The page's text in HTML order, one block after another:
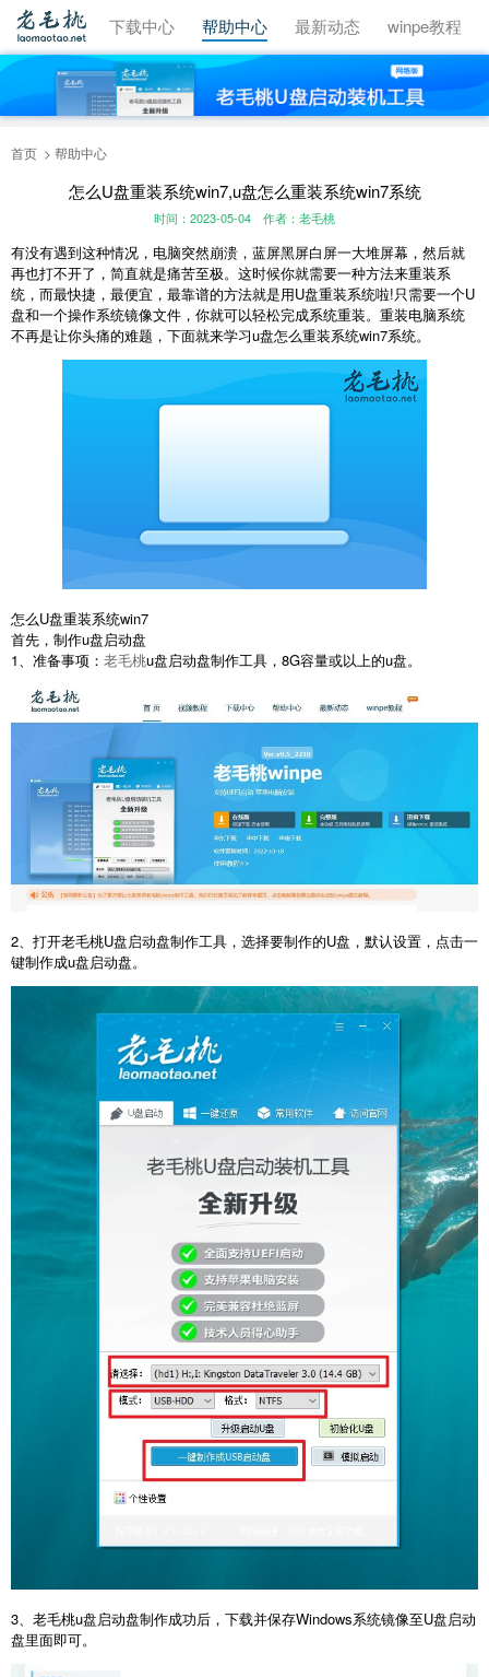
视频教程 下载中心 帮助中心 最新动态 winpe教程
首页 帮助中心
怎么U盘重装系统win7,u盘怎么重装系统win7系统
时间：2023-05-04 作者：老毛桃
有没有遇到这种情况，电脑突然崩溃，蓝屏黑屏白屏一大堆屏幕，然后就
再也打不开了，简直就是痛苦至极。这时候你就需要一种方法来重装系
统，而最快捷，最便宜，最靠谱的方法就是用U盘重装系统啦!只需要一个U
盘和一个操作系统镜像文件，你就可以轻松完成系统重装。重装电脑系统
不再是让你头痛的难题，下面就来学习u盘怎么重装系统win7系统。
怎么U盘重装系统win7
首先，制作u盘启动盘
1、准备事项： 老毛桃u盘启动盘制作工具，8G容量或以上的u盘。
2、打开老毛桃U盘启动盘制作工具，选择要制作的U盘，默认设置，点击一
键制作成u盘启动盘。
3、老毛桃u盘启动盘制作成功后，下载并保存Windows系统镜像至U盘启动
盘里面即可。